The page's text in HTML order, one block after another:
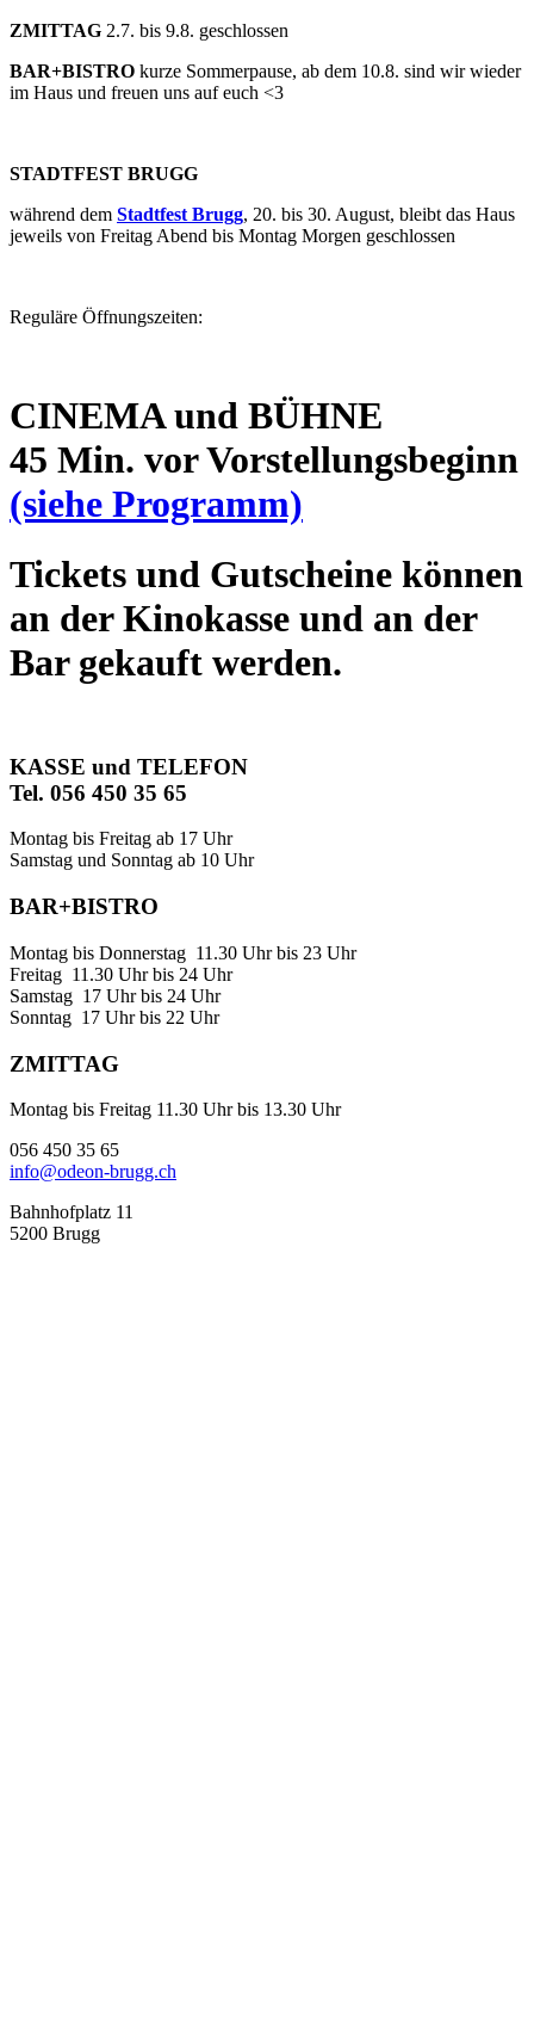
ZMITTAG 2.7. bis 9.8. geschlossen
BAR+BISTRO kurze Sommerpause, ab dem 10.8. sind wir wieder
im Haus und freuen uns auf euch <3
STADTFEST BRUGG
während dem Stadtfest Brugg, 20. bis 30. August, bleibt das Haus
jeweils von Freitag Abend bis Montag Morgen geschlossen
Reguläre Öffnungszeiten:
CINEMA und BÜHNE
45 Min. vor Vorstellungsbeginn
(siehe Programm)
Tickets und Gutscheine können
an der Kinokasse und an der
Bar gekauft werden.
KASSE und TELEFON
Tel. 056 450 35 65
Montag bis Freitag ab 17 Uhr
Samstag und Sonntag ab 10 Uhr
BAR+BISTRO
Montag bis Donnerstag 11.30 Uhr bis 23 Uhr
Freitag 11.30 Uhr bis 24 Uhr
Samstag 17 Uhr bis 24 Uhr
Sonntag 17 Uhr bis 22 Uhr
ZMITTAG
Montag bis Freitag 11.30 Uhr bis 13.30 Uhr
056 450 35 65
info@odeon-brugg.ch
Bahnhofplatz 11
5200 Brugg